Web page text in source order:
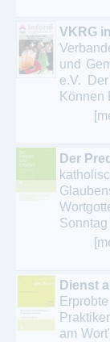
VKRG
und
e.V.
Können
Der
Dienst
am